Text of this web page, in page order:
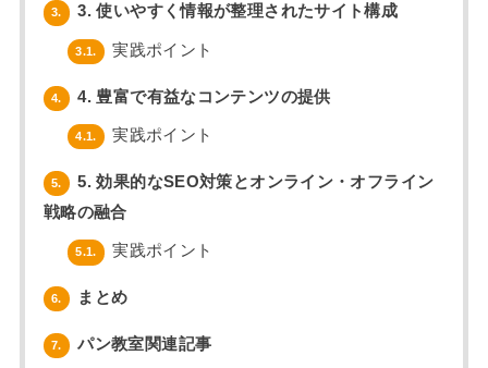
3. 3. 使いやすく情報が整理されたサイト構成
3.1. 実践ポイント
4. 4. 豊富で有益なコンテンツの提供
4.1. 実践ポイント
5.
5. 効果的なSEO対策とオンライン・オフライン
戦略の融合
5.1. 実践ポイント
6. まとめ
7. パン教室関連記事